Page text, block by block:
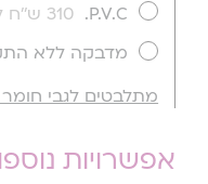
P.V.C.
310 ש''ח למ''ר
מדבקה ללא
מתלבטים לגבי
אפשרויות